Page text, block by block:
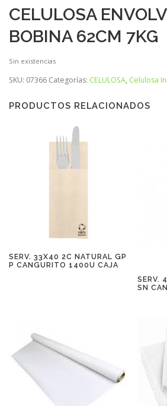
CELULOSA
BOBINA 62CM 7KG
Sin existencias
SKU: 07366 Categorías: CELULOSA, Celulosa
PRODUCTOS RELACIONADOS
SERV. 33X40 2C NATURAL GP
P CANGURITO 1400U CAJA
SERV.
SN